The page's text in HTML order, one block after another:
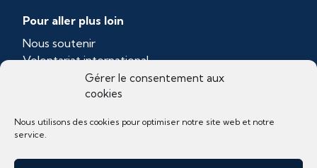
Gérer le consentement aux
cookies
Nous utilisons des cookies pour optimiser notre site web et notre
service.
Pour aller plus loin
Nous soutenir
Volontariat international
Province dominicaine de Toulouse
Ordo Prædicatorum